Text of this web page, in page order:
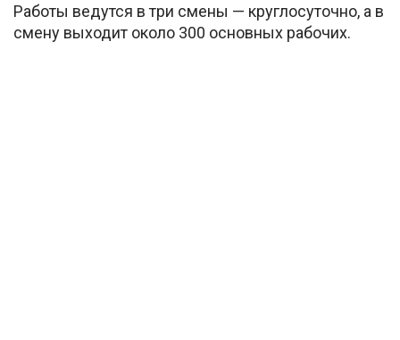
Работы ведутся в три смены — круглосуточно, а в
смену выходит около 300 основных рабочих.